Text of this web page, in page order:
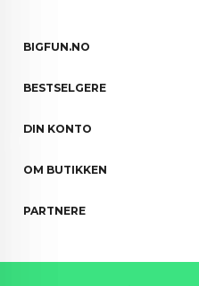
BIGFUN.NO
BESTSELGERE
DIN KONTO
OM BUTIKKEN
PARTNERE